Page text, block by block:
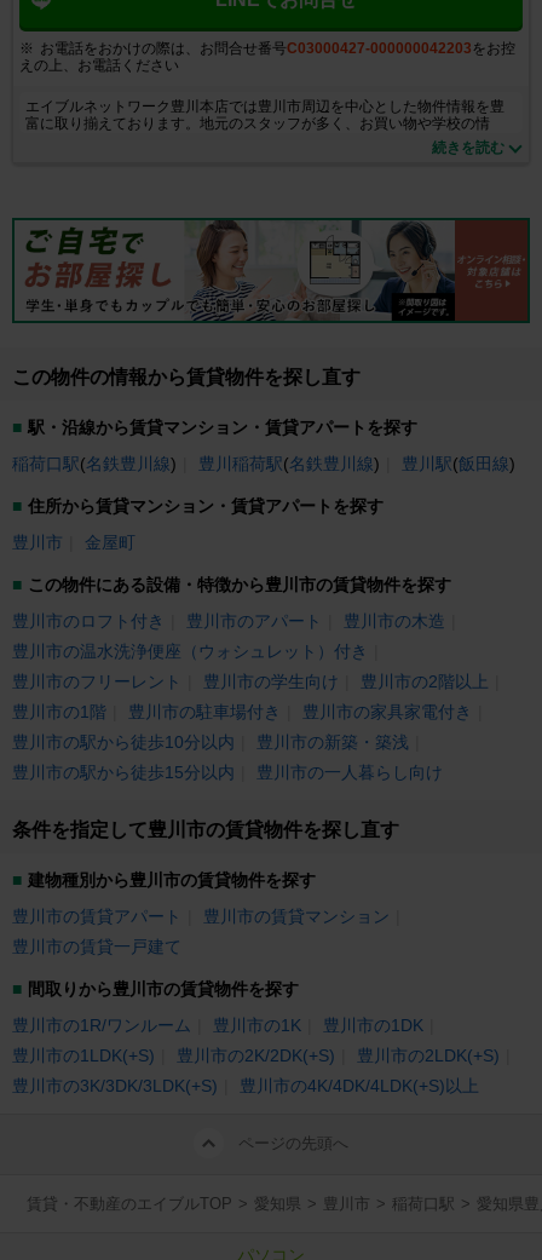
お電話をおかけの際は、お問合せ番号C03000427-000000042203 をお控
えの上、お電話ください
エイブルネットワーク豊川本店では豊川市周辺を中心とした物件情報を豊
富に取り揃えております。地元のスタッフが多く、お買い物や学校の情
報、その他様々な環境に精通しておりますので、お任せ頂ければ安心して
新生活を迎えれること間違えなしです！私達はご入居までお客様の気持ち
続きを読む
この物件の情報から賃貸物件を探し直す
駅・沿線から賃貸マンション・賃貸アパートを探す
稲荷口駅(名鉄豊川線) 豊川稲荷駅(名鉄豊川線) 豊川駅(飯田線)
住所から賃貸マンション・賃貸アパートを探す
豊川市
金屋町
この物件にある設備・特徴から豊川市の賃貸物件を探す
豊川市のロフト付き
豊川市のアパート
豊川市の木造
豊川市の温水洗浄便座（ウォシュレット）付き
豊川市のフリーレント
豊川市の学生向け
豊川市の2階以上
豊川市の1階
豊川市の駐車場付き
豊川市の家具家電付き
豊川市の駅から徒歩10分以内
豊川市の新築・築浅
豊川市の駅から徒歩15分以内
豊川市の一人暮らし向け
条件を指定して豊川市の賃貸物件を探し直す
建物種別から豊川市の賃貸物件を探す
豊川市の賃貸アパート
豊川市の賃貸マンション
豊川市の賃貸一戸建て
間取りから豊川市の賃貸物件を探す
豊川市の1R/ワンルーム
豊川市の1K
豊川市の1DK
豊川市の1LDK(+S)
豊川市の2K/2DK(+S)
豊川市の2LDK(+S)
豊川市の3K/3DK/3LDK(+S)
豊川市の4K/4DK/4LDK(+S)以上
ページの先頭へ
賃貸・不動産のエイブルTOP > 愛知県 > 豊川市 > 稲荷口駅 > 愛知県
パソコン